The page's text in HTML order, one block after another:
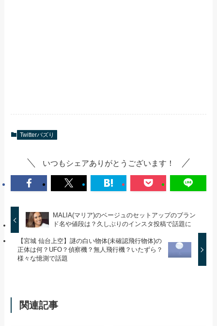
Twitterバズり
いつもシェアありがとうございます！
MALIA(マリア)のベージュのセットアップのブラン
ド名や値段は？久しぶりのインスタ投稿で話題に
【宮城 仙台上空】謎の白い物体(未確認飛行物体)の
正体は何？UFO？偵察機？無人飛行機？いたずら？
様々な憶測で話題
関連記事